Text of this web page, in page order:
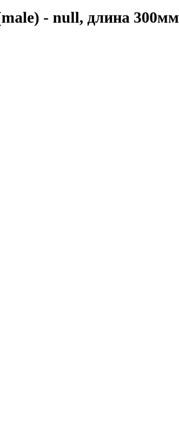
- null, длина 300мм